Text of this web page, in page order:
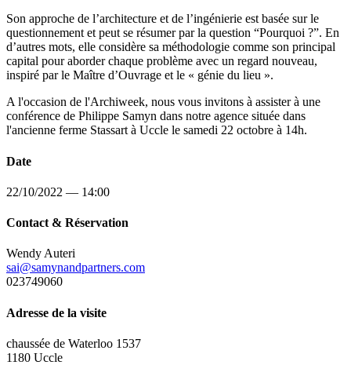
Son approche de l’architecture et de l’ingénierie est basée sur le
questionnement et peut se résumer par la question “Pourquoi ?”. En
d’autres mots, elle considère sa méthodologie comme son principal
capital pour aborder chaque problème avec un regard nouveau,
inspiré par le Maître d’Ouvrage et le « génie du lieu ».
A l'occasion de l'Archiweek, nous vous invitons à assister à une
conférence de Philippe Samyn dans notre agence située dans
l'ancienne ferme Stassart à Uccle le samedi 22 octobre à 14h.
Date
22/10/2022 — 14:00
Contact & Réservation
Wendy Auteri
sai@samynandpartners.com
023749060
Adresse de la visite
chaussée de Waterloo 1537
1180 Uccle